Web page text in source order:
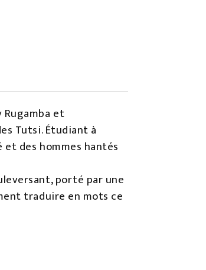
et
Tutsi. Étudiant à
des hommes hantés
porté par une
traduire en mots ce